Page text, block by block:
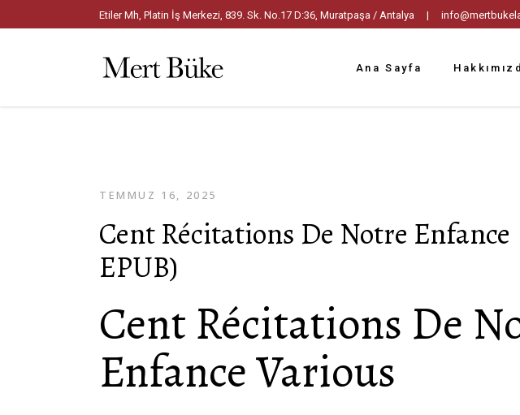
Etiler Mh, Platin İş Merkezi, 839. Sk. No.17 D:36, Muratpaşa / Antalya |
Ana Sayfa
TEMMUZ 16, 2025
Cent Récitations De Notre Enfance
EPUB)
Cent Récitations De
Enfance Various